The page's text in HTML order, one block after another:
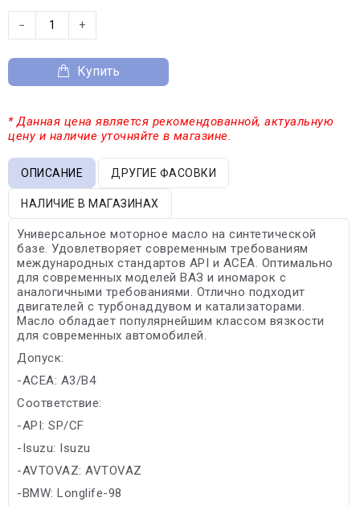
− +
Купить
* Данная цена является рекомендованной, актуальную
цену и наличие уточняйте в магазине.
ОПИСАНИЕ ДРУГИЕ ФАСОВКИ
НАЛИЧИЕ В МАГАЗИНАХ
Универсальное моторное масло на синтетической
базе. Удовлетворяет современным требованиям
международных стандартов API и ACEA. Оптимально
для современных моделей ВАЗ и иномарок с
аналогичными требованиями. Отлично подходит
двигателей с турбонаддувом и катализаторами.
Масло обладает популярнейшим классом вязкости
для современных автомобилей.
Допуск:
-ACEA: A3/B4
Соответствие:
-API: SP/CF
-Isuzu: Isuzu
-AVTOVAZ: AVTOVAZ
-BMW: Longlife-98